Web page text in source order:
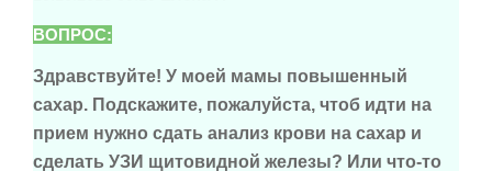
ВОПРОС:
Здравствуйте! У моей мамы повышенный
сахар. Подскажите, пожалуйста, чтоб идти на
прием нужно сдать анализ крови на сахар и
сделать УЗИ щитовидной железы? Или что-то